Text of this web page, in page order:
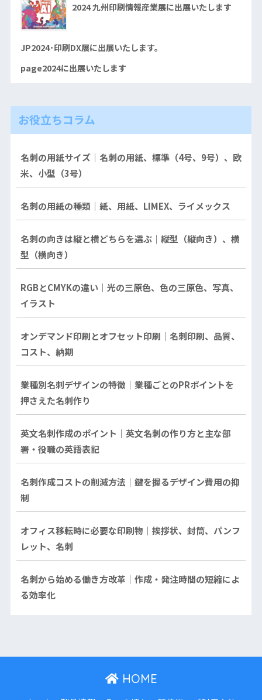
2024 九州印刷情報産業展に出展いたします
JP2024･印刷DX展に出展いたします。
page2024に出展いたします
お役立ちコラム
名刺の用紙サイズ｜名刺の用紙、標準（4号、9号）、欧
米、小型（3号）
名刺の用紙の種類｜紙、用紙、LIMEX、ライメックス
名刺の向きは縦と横どちらを選ぶ｜縦型（縦向き）、横
型（横向き）
RGBとCMYKの違い｜光の三原色、色の三原色、写真、
イラスト
オンデマンド印刷とオフセット印刷｜名刺印刷、品質、
コスト、納期
業種別名刺デザインの特徴｜業種ごとのPRポイントを
押さえた名刺作り
英文名刺作成のポイント｜英文名刺の作り方と主な部
署・役職の英語表記
名刺作成コストの削減方法｜鍵を握るデザイン費用の抑
制
オフィス移転時に必要な印刷物｜挨拶状、封筒、パンフ
レット、名刺
名刺から始める働き方改革｜作成・発注時間の短縮によ
る効率化
HOME